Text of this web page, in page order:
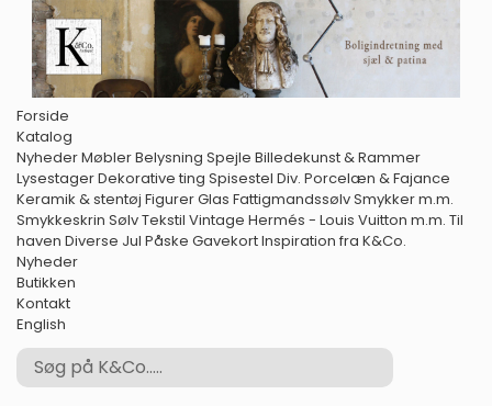
Forside
Katalog
NyhederMøblerBelysning Spejle Billedekunst & Rammer
LysestagerDekorative ting Spisestel Div. Porcelæn & Fajance
Keramik & stentøj FigurerGlas FattigmandssølvSmykker m.m.
Smykkeskrin SølvTekstil Vintage Hermés - Louis Vuitton m.m. Til
haven Diverse Jul Påske GavekortInspiration fra K&Co.
Nyheder
Butikken
Kontakt
English